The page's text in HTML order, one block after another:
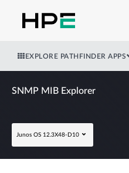
EXPLORE PATHFINDER APPS
SNMP MIB Explorer
Junos OS 12.3X48-D10